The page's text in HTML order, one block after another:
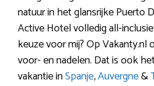
natuur in het glansrijke Puerto
Active Hotel volledig all-
keuze voor mij? Op Vakanty.nl
voor- en nadelen. Dat is ook
vakantie inSpanje,Auvergne&